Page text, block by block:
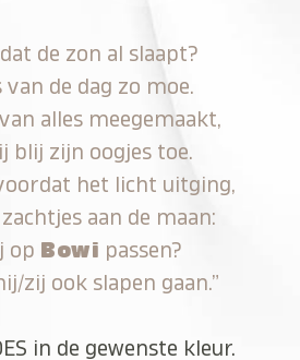
de zon al slaapt?
van de dag zo moe.
alles meegemaakt,
blij zijn oogjes toe.
het licht uitging,
aan de maan:
op Bowi passen?
zij ook slapen gaan.”
in de gewenste kleur.